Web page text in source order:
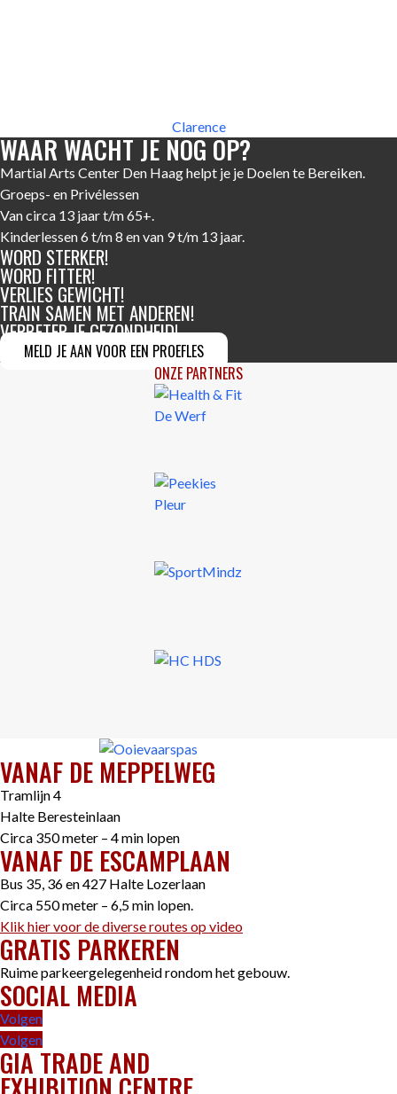
Clarence
WAAR WACHT JE NOGOP?
Martial Arts Center Den Haag helpt je je Doelen te Bereiken.
Groeps- en Privélessen
Van circa 13 jaar t/m 65+.
Kinderlessen 6 t/m 8 en van 9 t/m 13 jaar.
WORD STERKER!
WORD FITTER!
VERLIESGEWICHT!
TRAIN SAMEN MET ANDEREN!
VERBETER JEGEZONDHEID!
MELD JE AAN VOOR EEN PROEFLES
ONZE PARTNERS
VANAF DE MEPPELWEG
Tramlijn 4
Halte Beresteinlaan
Circa 350 meter – 4 min lopen
VANAF DE ESCAMPLAAN
Bus 35, 36 en 427 Halte Lozerlaan
Circa 550 meter – 6,5 min lopen.
Klik hier voor de diverse routes op video
GRATIS PARKEREN
Ruime parkeergelegenheid rondom het gebouw.
SOCIAL MEDIA
Volgen
Volgen
GIA TRADE AND